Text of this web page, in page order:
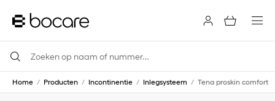
Home / Producten / Incontinentie / Inlegsysteem / Tena proskin comfort